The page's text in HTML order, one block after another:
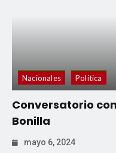
Nacionales Política
Conversatorio
Bonilla
mayo 6, 2024